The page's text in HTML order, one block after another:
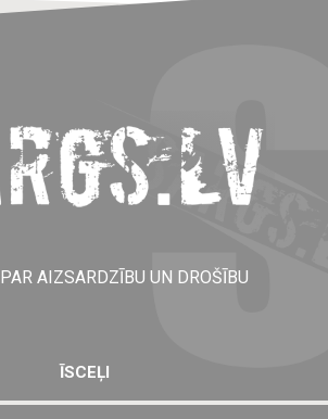
AIZSARDZĪBU UN DROŠĪBU
ĪSCEĻI